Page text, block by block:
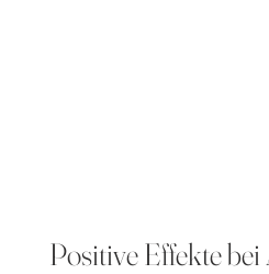
Positive Effekte